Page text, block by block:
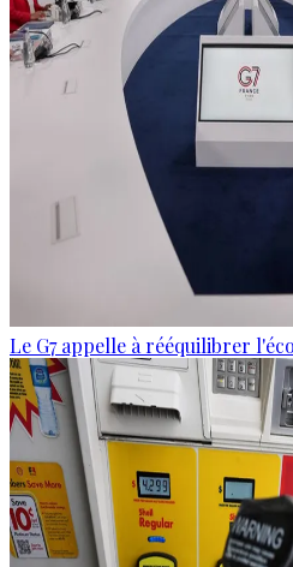
Le G7 appelle à rééquilibrer